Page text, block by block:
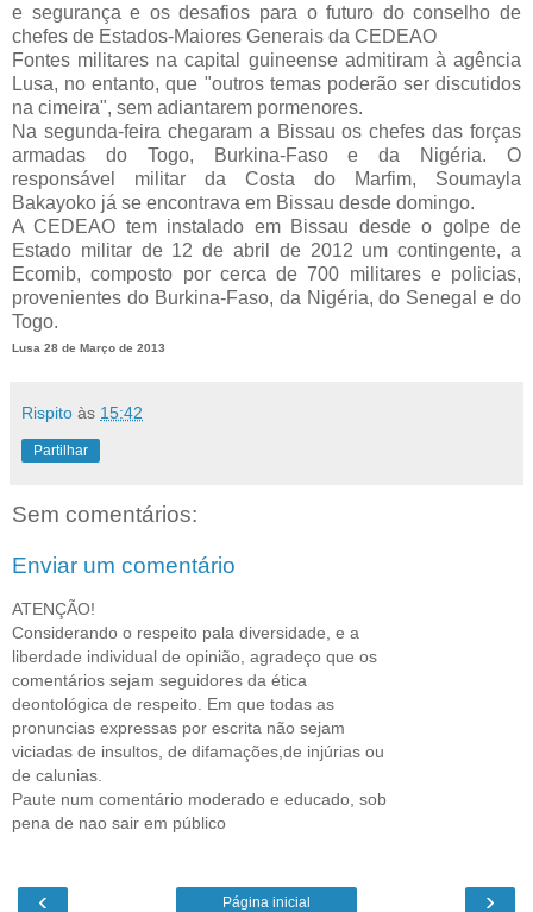
e segurança e os desafios para o futuro do conselho de
chefes de Estados-Maiores Generais da CEDEAO
Fontes militares na capital guineense admitiram à agência
Lusa, no entanto, que "outros temas poderão ser discutidos
na cimeira", sem adiantarem pormenores.
Na segunda-feira chegaram a Bissau os chefes das forças
armadas do Togo, Burkina-Faso e da Nigéria. O
responsável militar da Costa do Marfim, Soumayla
Bakayoko já se encontrava em Bissau desde domingo.
A CEDEAO tem instalado em Bissau desde o golpe de
Estado militar de 12 de abril de 2012 um contingente, a
Ecomib, composto por cerca de 700 militares e policias,
provenientes do Burkina-Faso, da Nigéria, do Senegal e do
Togo.
Lusa 28 de Março de 2013
Rispito às 15:42
Partilhar
Sem comentários:
Enviar um comentário
ATENÇÃO!
Considerando o respeito pala diversidade, e a
liberdade individual de opinião, agradeço que os
comentários sejam seguidores da ética
deontológica de respeito. Em que todas as
pronuncias expressas por escrita não sejam
viciadas de insultos, de difamações,de injúrias ou
de calunias.
Paute num comentário moderado e educado, sob
pena de nao sair em público
‹ ›
Página inicial